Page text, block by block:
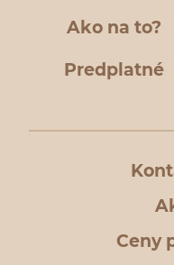
Ako na to?
Predplatné
Ceny